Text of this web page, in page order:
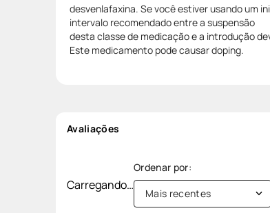
desvenlafaxina. Se você estiver usando um
intervalo recomendado entre a suspensão
desta classe de medicação e a introdução
Este medicamento pode causar doping.
Avaliações
Carregando…
Mais recentes